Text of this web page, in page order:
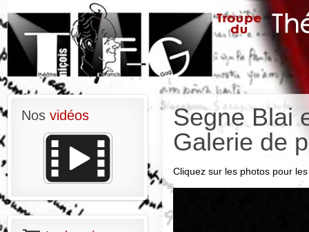
Segne Blai
Galerie de
Cliquez sur les photos pour
Nos vidéos